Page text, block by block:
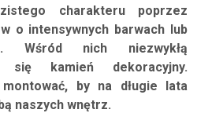
charakteru poprzez
o intensywnych barwach lub
Wśród nich niezwykłą
się kamień dekoracyjny.
by na długie lata
naszych wnętrz.